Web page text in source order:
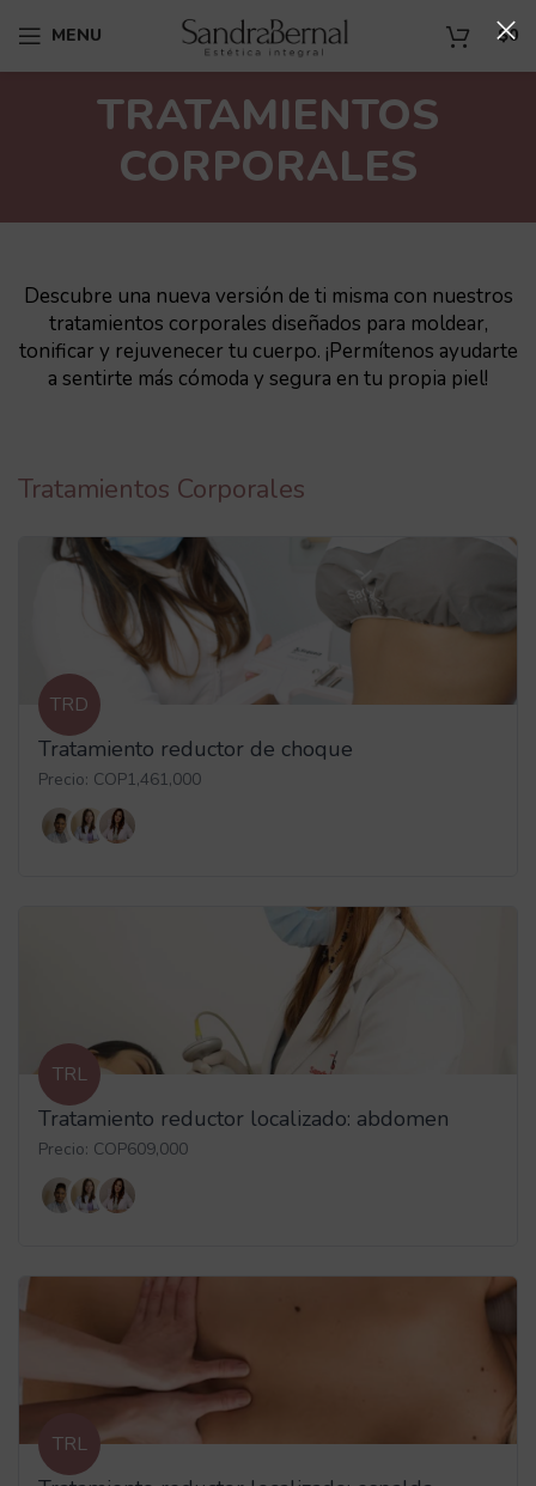
MENU $0
TRATAMIENTOS
CORPORALES
Descubre una nueva versión de ti misma con nuestros
tratamientos corporales diseñados para moldear,
tonificar y rejuvenecer tu cuerpo. ¡Permítenos ayudarte
a sentirte más cómoda y segura en tu propia piel!
Tratamientos Corporales
TRD
Tratamiento reductor de choque
Precio: COP1,461,000
TRL
Tratamiento reductor localizado: abdomen
Precio: COP609,000
TRL